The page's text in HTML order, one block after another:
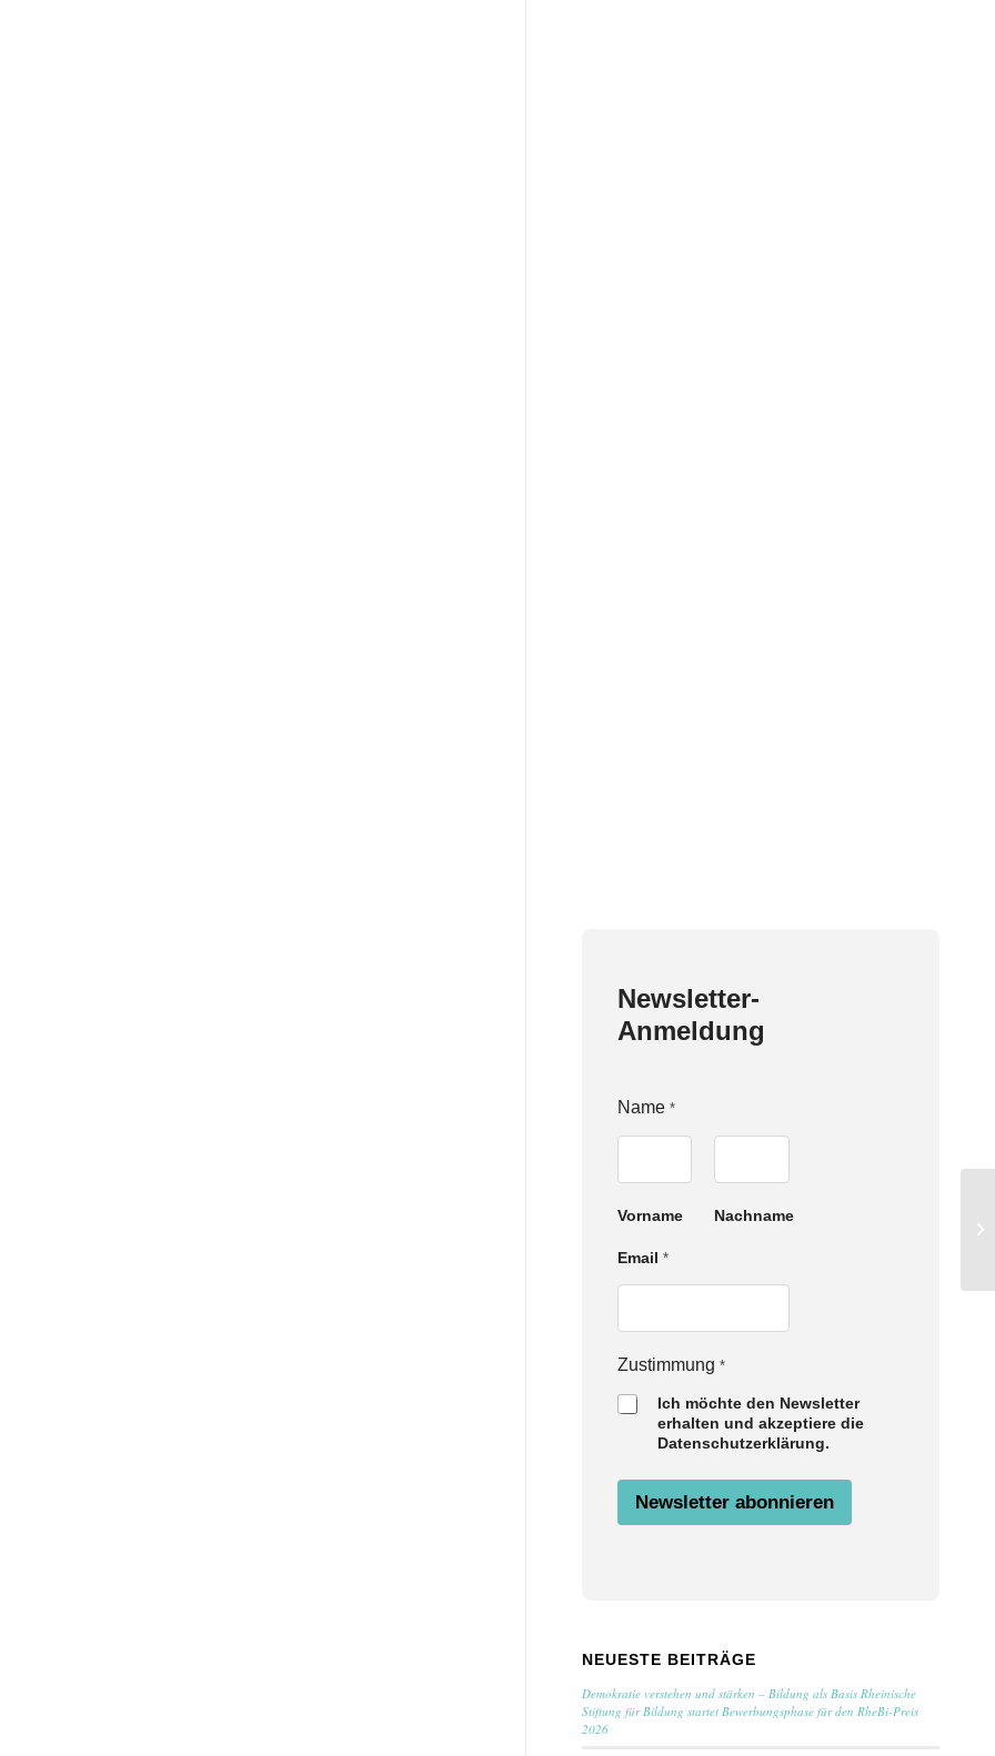
Newsletter-
Anmeldung
Z
i
m
m
n
g
a
e
Name *
Vorname Nachname
Email *
Zustimmung *
Ich möchte den Newsletter
erhalten und akzeptiere die
Datenschutzerklärung.
Newsletter abonnieren
NEUESTE BEITRÄGE
Demokratie verstehen und stärken – Bildung als Basis Rheinische
Stiftung für Bildung startet Bewerbungsphase für den RheBi-Preis
2026